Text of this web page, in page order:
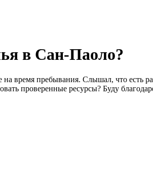
в Сан-Паоло?
время пребывания. Слышал, что есть
проверенные ресурсы? Буду